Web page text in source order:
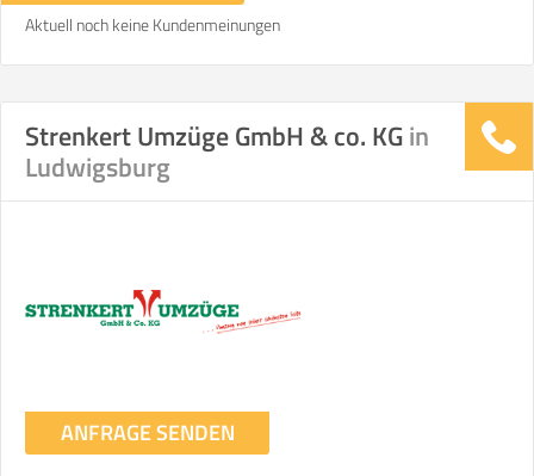
Stunden Stunden
KOSTENSCHÄTZUNG: € -€
Aktuell noch keine Kundenmeinungen
Strenkert Umzüge GmbH & co. KGin
Ludwigsburg
ANFRAGE SENDEN